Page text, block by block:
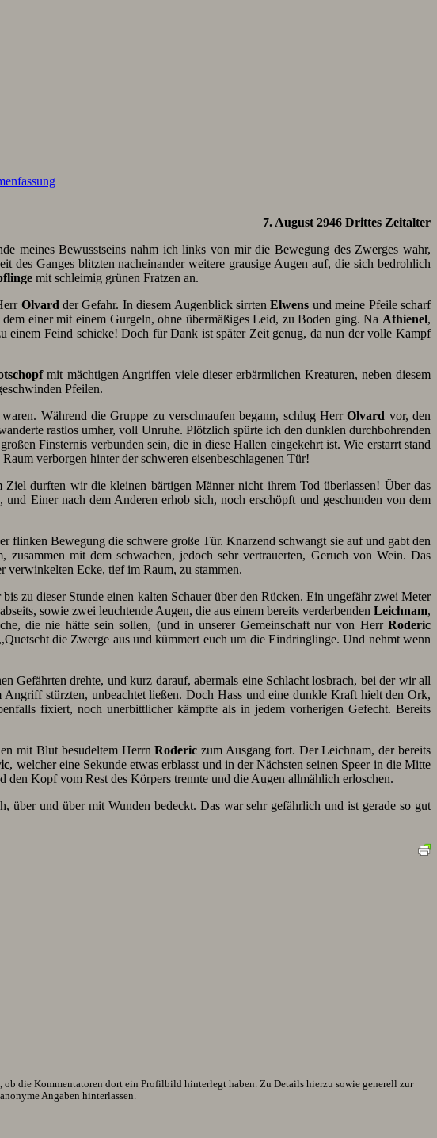
7. August 2946 Drittes Zeitalter
meines Bewusstseins nahm ich links von mir die Bewegung des Zwerges wahr,
Ganges blitzten nacheinander weitere grausige Augen auf, die sich bedrohlich
mit schleimig grünen Fratzen an.
Olvard der Gefahr. In diesem Augenblick sirrtenElwens und meine Pfeile scharf
einer mit einem Gurgeln, ohne übermäßiges Leid, zu Boden ging. Na Athienel,
Feind schicke! Doch für Dank ist später Zeit genug, da nun der volle Kampf
mit mächtigen Angriffen viele dieser erbärmlichen Kreaturen, neben diesem
Pfeilen.
Während die Gruppe zu verschnaufen begann, schlug HerrOlvard vor, den
rastlos umher, voll Unruhe. Plötzlich spürte ich den dunklen durchbohrenden
Finsternis verbunden sein, die in diese Hallen eingekehrt ist. Wie erstarrt stand
verborgen hinter der schweren eisenbeschlagenen Tür!
durften wir die kleinen bärtigen Männer nicht ihrem Tod überlassen! Über das
Einer nach dem Anderen erhob sich, noch erschöpft und geschunden von dem
flinken Bewegung die schwere große Tür. Knarzend schwangt sie auf und gabt den
mit dem schwachen, jedoch sehr vertrauerten, Geruch von Wein. Das
verwinkelten Ecke, tief im Raum, zu stammen.
zu dieser Stunde einen kalten Schauer über den Rücken. Ein ungefähr zwei Meter
sowie zwei leuchtende Augen, die aus einem bereits verderbenden Leichnam,
die nie hätte sein sollen, (und in unserer Gemeinschaft nur von Herr Roderic
die Zwerge aus und kümmert euch um die Eindringlinge. Und nehmt wenn
Gefährten drehte, und kurz darauf, abermals eine Schlacht losbrach, bei der wir all
stürzten, unbeachtet ließen. Doch Hass und eine dunkle Kraft hielt den Ork,
fixiert, noch unerbittlicher kämpfte als in jedem vorherigen Gefecht. Bereits
mit Blut besudeltem HerrnRoderic zum Ausgang fort. Der Leichnam, der bereits
, welcher eine Sekunde etwas erblasst und in der Nächsten seinen Speer in die Mitte
den Kopf vom Rest des Körpers trennte und die Augen allmählich erloschen.
über und über mit Wunden bedeckt. Das war sehr gefährlich und ist gerade so gut
die Kommentatoren dort ein Profilbild hinterlegt haben. Zu Details hierzu sowie generell zur
Angaben hinterlassen.